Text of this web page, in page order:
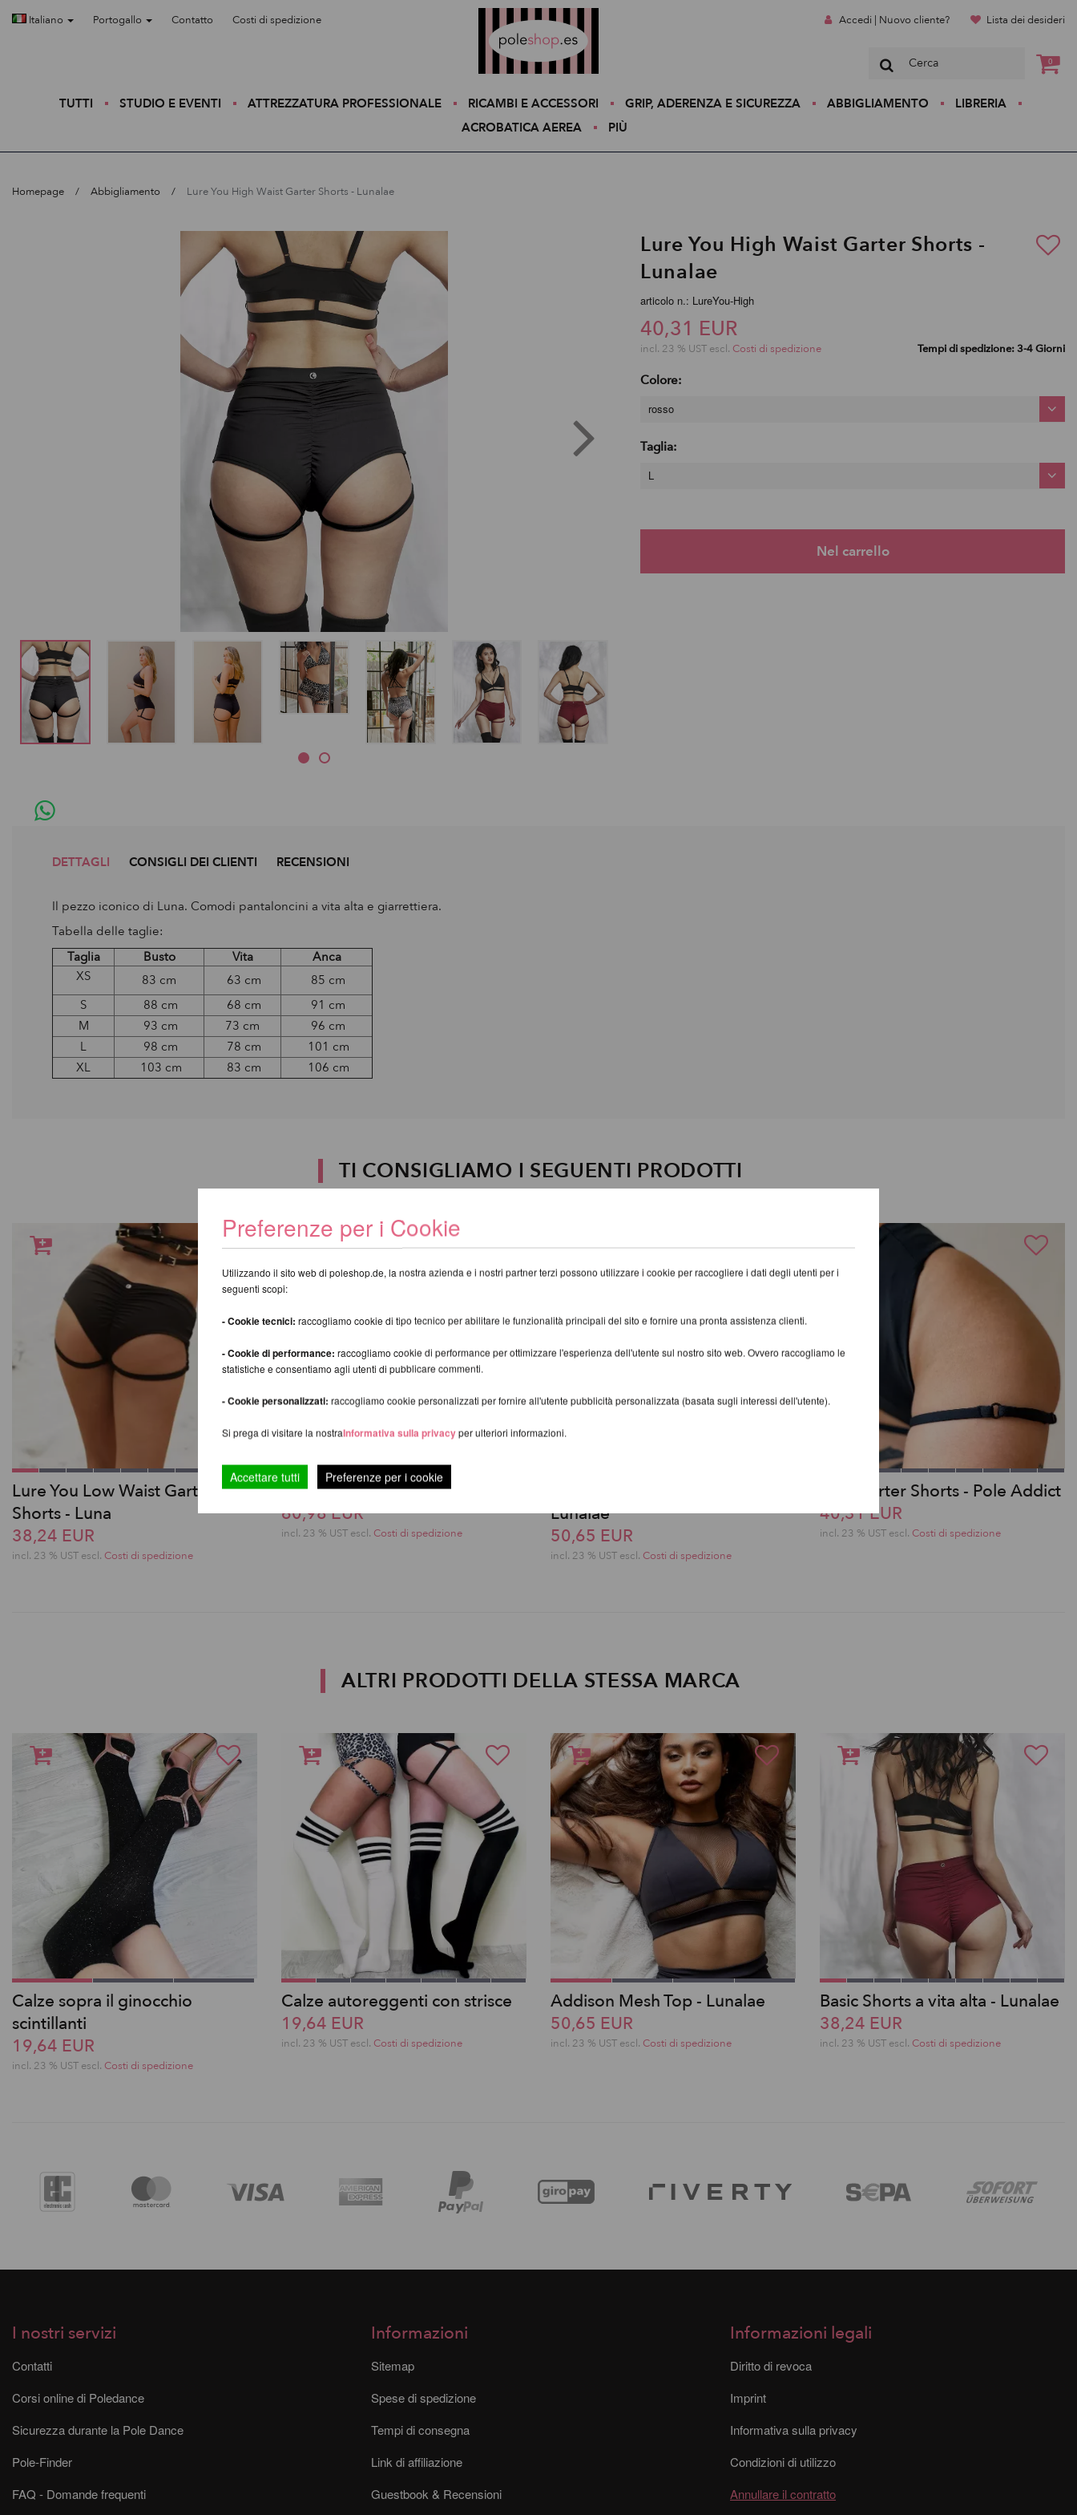
Italiano Portogallo Contatto Costi di spedizione Accedi | Nuovo cliente? Lista dei desideri
0
TUTTI STUDIO E EVENTI ATTREZZATURA PROFESSIONALE RICAMBI E ACCESSORI GRIP, ADERENZA E SICUREZZA ABBIGLIAMENTO
LIBRERIA
ACROBATICA AEREA
PIÙ
Homepage Abbigliamento Lure You High Waist Garter Shorts - Lunalae
Lure You High Waist Garter Shorts -
Lunalae
articolo n.: LureYou-High
40,31 EUR
incl. 23 % UST escl. Costi di spedizione Tempi di spedizione: 3-4 Giorni
Colore:
rosso
Taglia:
L
DETTAGLI CONSIGLI DEI CLIENTI RECENSIONI
Il pezzo iconico di Luna. Comodi pantaloncini a vita alta e giarrettiera.
Tabella delle taglie:
Taglia
Busto Vita
Anca
XS
83 cm 63 cm
85 cm
S
88 cm 68 cm
91 cm
M
93 cm 73 cm
96 cm
L
98 cm 78 cm
101 cm
XL
103 cm 83 cm 106 cm
TI CONSIGLIAMO I SEGUENTI PRODOTTI
Lure You Low Waist Garter
Shorts - Luna
38,24 EUR
incl. 23 % UST escl. Costi di spedizione
Zena Garter Overalls Shorts
60,98 EUR
incl. 23 % UST escl. Costi di spedizione
Lunalae
50,65 EUR
incl. 23 % UST escl. Costi di spedizione
Bliss Garter Shorts - Pole Addict
40,31 EUR
incl. 23 % UST escl. Costi di spedizione
ALTRI PRODOTTI DELLA STESSA MARCA
Calze sopra il ginocchio
scintillanti
19,64 EUR
incl. 23 % UST escl. Costi di spedizione
Calze autoreggenti con strisce
19,64 EUR
incl. 23 % UST escl. Costi di spedizione
Addison Mesh Top - Lunalae
50,65 EUR
incl. 23 % UST escl. Costi di spedizione
Basic Shorts a vita alta - Lunalae
38,24 EUR
incl. 23 % UST escl. Costi di spedizione
I nostri servizi
Contatti
Corsi online di Poledance
Sicurezza durante la Pole Dance
Pole-Finder
FAQ - Domande frequenti
Informazioni
Sitemap
Spese di spedizione
Tempi di consegna
Link di affiliazione
Guestbook & Recensioni
Informazioni legali
Diritto di revoca
Imprint
Informativa sulla privacy
Condizioni di utilizzo
Annullare il contratto
Preferenze per i Cookie
Utilizzando il sito web di poleshop.de, la nostra azienda e i nostri partner terzi possono utilizzare i cookie per raccogliere i dati degli utenti per i
seguenti scopi:
- Cookie tecnici: raccogliamo cookie di tipo tecnico per abilitare le funzionalità principali del sito e fornire una pronta assistenza clienti.
- Cookie di performance: raccogliamo cookie di performance per ottimizzare l'esperienza dell'utente sul nostro sito web. Ovvero raccogliamo le
statistiche e consentiamo agli utenti di pubblicare commenti.
- Cookie personalizzati: raccogliamo cookie personalizzati per fornire all'utente pubblicità personalizzata (basata sugli interessi dell'utente).
Si prega di visitare la nostraInformativa sulla privacy per ulteriori informazioni.
Accettare tutti Preferenze per i cookie